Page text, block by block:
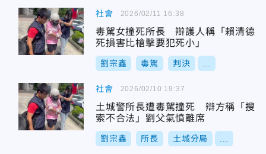
社會
毒駕女撞死所長 辯護人稱「賴清德
死損害比槍擊要犯死小」
劉宗鑫 毒駕 判決
2026/02/11 16:38
社會
土城警所長遭毒駕撞死 辯方稱「搜
索不合法」劉父氣憤離席
劉宗鑫 所長 土城分局
2026/02/10 19:37